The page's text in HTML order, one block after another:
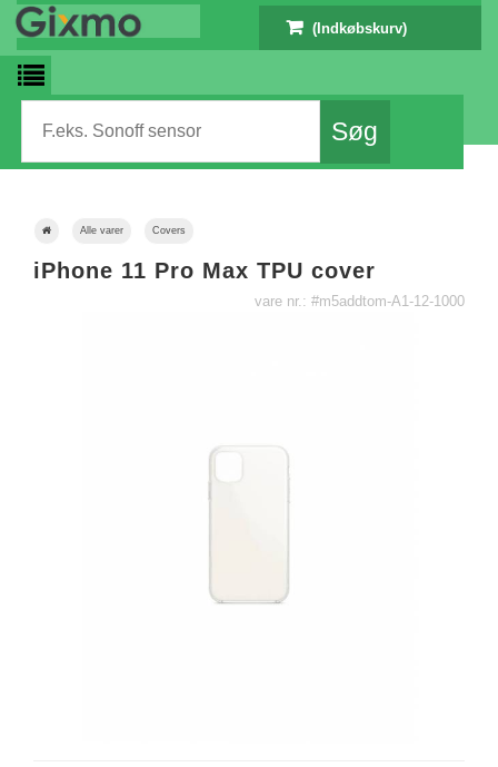
(Indkøbskurv)
Alle varer Covers
iPhone 11 Pro Max TPU cover
vare nr.: #m5addtom-A1-12-1000